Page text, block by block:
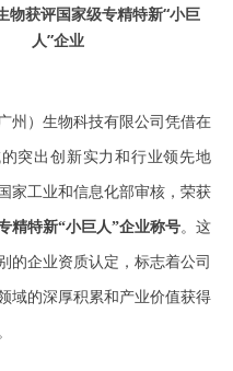
物获评国家级专精特新“小巨
人”企业
州）生物科技有限公司凭借在
突出创新实力和行业领先地
家工业和信息化部审核，荣获
精特新“小巨人”企业称号。这
的企业资质认定，标志着公司
域的深厚积累和产业价值获得